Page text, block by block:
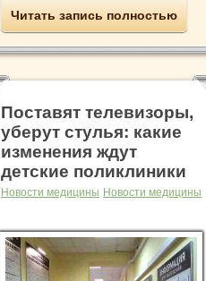
Читать запись полностью
Поставят телевизоры,
уберут стулья: какие
изменения ждут
детские поликлиники
Новости медицины Новости медицины